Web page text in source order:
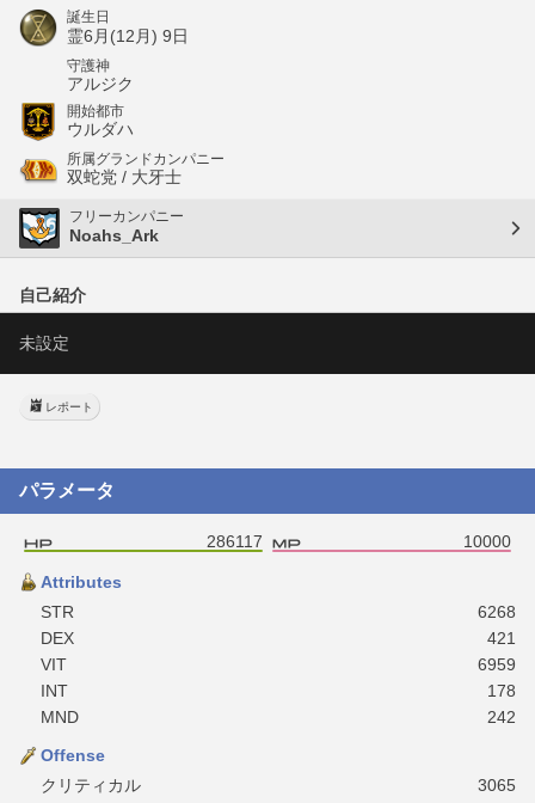
誕生日
霊6月(12月) 9日
守護神
アルジク
開始都市
ウルダハ
所属グランドカンパニー
双蛇党 / 大牙士
フリーカンパニー
Noahs_Ark
自己紹介
未設定
レポート
パラメータ
286117 10000
Attributes
STR
6268
DEX
421
VIT
6959
INT
178
MND
242
Offense
クリティカル
3065